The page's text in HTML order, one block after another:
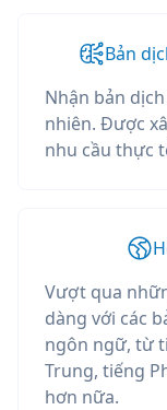
Bản
Nhận bản
nhiên. Được
nhu cầu thực
Vượt qua
dàng với các
ngôn ngữ, từ
Trung, tiếng
hơn nữa.